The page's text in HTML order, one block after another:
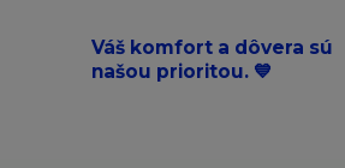
Váš komfort a dôvera sú
našou prioritou. 💙